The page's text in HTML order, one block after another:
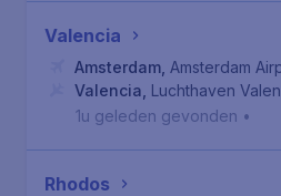
Valencia
Amsterdam Amsterdam
Valencia Luchthaven
1u geleden gevonden •
Rhodos